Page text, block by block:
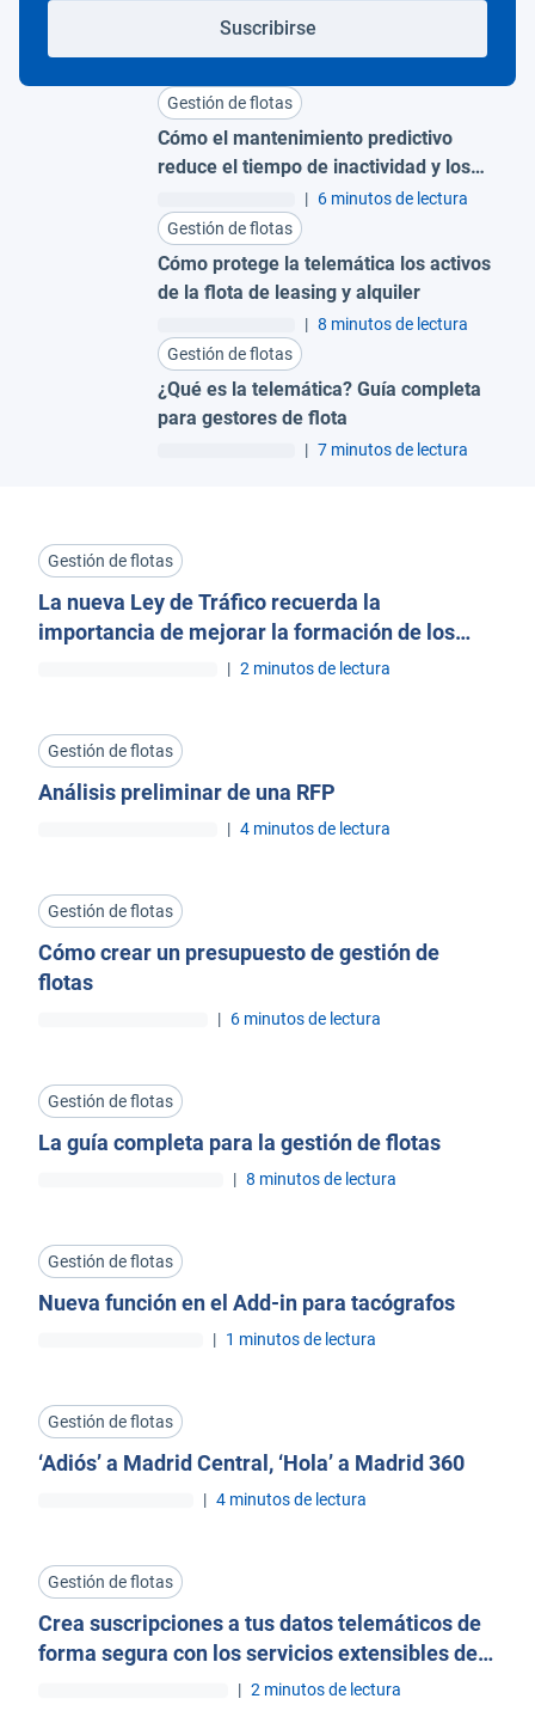
Gestión de flotas
Cómo el mantenimiento predictivo
reduce el tiempo de inactividad y los
costes para grandes flotas
| 6 minutos de lectura
Gestión de flotas
Cómo protege la telemática los activos
de la flota de leasing y alquiler
| 8 minutos de lectura
Gestión de flotas
¿Qué es la telemática? Guía completa
para gestores de flota
| 7 minutos de lectura
Suscribirse
Gestión de flotas
La nueva Ley de Tráfico recuerda la
importancia de mejorar la formación de los
conductores de flotas
| 2 minutos de lectura
Gestión de flotas
Análisis preliminar de una RFP
| 4 minutos de lectura
Gestión de flotas
Cómo crear un presupuesto de gestión de
flotas
| 6 minutos de lectura
Gestión de flotas
La guía completa para la gestión de flotas
| 8 minutos de lectura
Gestión de flotas
Nueva función en el Add-in para tacógrafos
| 1 minutos de lectura
Gestión de flotas
‘Adiós’ a Madrid Central, ‘Hola’ a Madrid 360
| 4 minutos de lectura
Gestión de flotas
Crea suscripciones a tus datos telemáticos de
forma segura con los servicios extensibles de
| 2 minutos de lectura